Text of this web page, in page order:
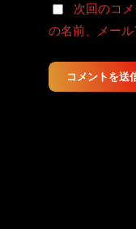
Defecation
放
屁
3
次回のコ
の名前、メール
コメントを送